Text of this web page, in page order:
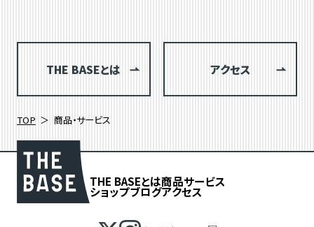
THE BASEとは アクセス
TOP 商品・サービス
THE BASEとは商品サービス
ショップブログアクセス